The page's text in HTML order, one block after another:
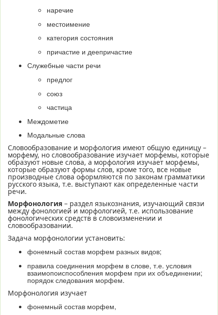
наречие
местоимение
категория состояния
причастие и деепричастие
Служебные части речи
предлог
союз
частица
Междометие
Модальные слова
Словообразование и морфология имеют общую единицу –
морфему, но словообразование изучает морфемы, которые
образуют новые слова, а морфология изучает морфемы,
которые образуют формы слов, кроме того, все новые
производные слова оформляются по законам грамматики
русского языка, т.е. выступают как определенные части
речи.
Морфонология – раздел языкознания, изучающий связи
между фонологией и морфологией, т.е. использование
фонологических средств в словоизменении и
словообразовании.
Задача морфонологии установить:
фонемный состав морфем разных видов;
правила соединения морфем в слове, т.е. условия
взаимопоиспособления морфем при их объединении;
порядок следования морфем.
Морфонология изучает
фонемный состав морфем,